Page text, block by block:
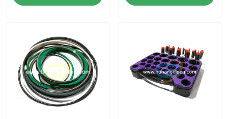
اطلب اقتباس
قطع غيار مضخة الخرسانة